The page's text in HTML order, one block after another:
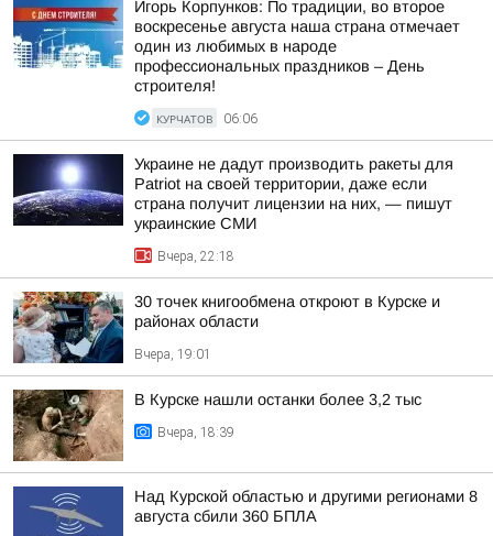
Игорь Корпунков: По традиции, во второе
воскресенье августа наша страна отмечает
один из любимых в народе
профессиональных праздников – День
строителя!
КУРЧАТОВ 06:06
Украине не дадут производить ракеты для
Patriot на своей территории, даже если
страна получит лицензии на них, — пишут
украинские СМИ
Вчера, 22:18
30 точек книгообмена откроют в Курске и
районах области
Вчера, 19:01
В Курске нашли останки более 3,2 тыс
Вчера, 18:39
Над Курской областью и другими регионами 8
августа сбили 360 БПЛА